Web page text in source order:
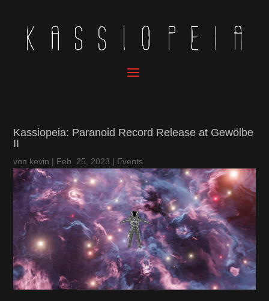
Kassiopeia: Paranoid Record Release at Gewölbe
II
von kevin | Feb. 25, 2023 | Events